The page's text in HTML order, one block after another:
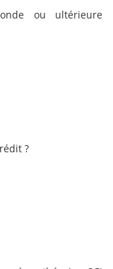
ou ultérieure
?